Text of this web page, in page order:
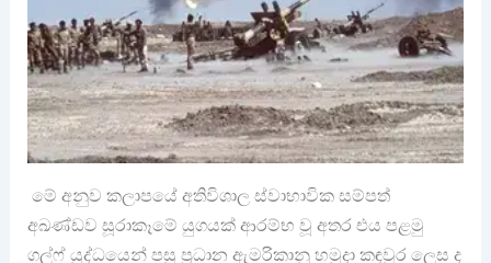
මේ අනුව කලාපයේ අතිවිශාල ස්වාභාවික සම්පත්
අඛණ්ඩව සූරාකෑමේ යුගයක් ආරම්භ වූ අතර එය පළමු
ගල්ෆ් යුද්ධයෙන් පසු ප්‍රධාන ඇමරිකානු හමුදා කඳවුර ලෙස ද